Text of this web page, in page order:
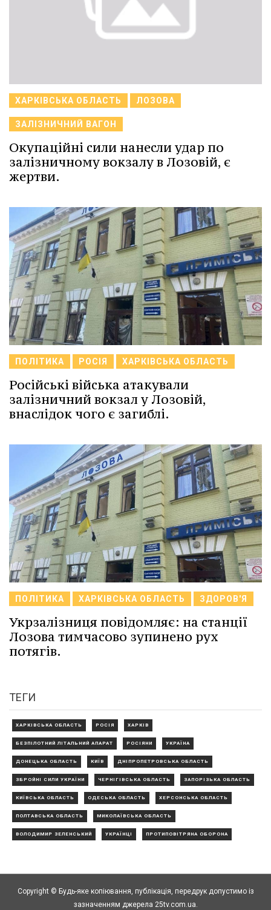
ХАРКІВСЬКА ОБЛАСТЬ ЛОЗОВА
ЗАЛІЗНИЧНИЙ ВАГОН
Окупаційні сили нанесли удар по
залізничному вокзалу в Лозовій, є
жертви.
ПОЛІТИКА РОСІЯ ХАРКІВСЬКА ОБЛАСТЬ
Російські війська атакували
залізничний вокзал у Лозовій,
внаслідок чого є загиблі.
ПОЛІТИКА ХАРКІВСЬКА ОБЛАСТЬ ЗДОРОВ'Я
Укрзалізниця повідомляє: на станції
Лозова тимчасово зупинено рух
потягів.
ТЕГИ
ХАРКІВСЬКА ОБЛАСТЬ РОСІЯ ХАРКІВ
БЕЗПІЛОТНИЙ ЛІТАЛЬНИЙ АПАРАТ РОСІЯНИ УКРАЇНА
ДОНЕЦЬКА ОБЛАСТЬ КИЇВ ДНІПРОПЕТРОВСЬКА ОБЛАСТЬ
ЗБРОЙНІ СИЛИ УКРАЇНИ ЧЕРНІГІВСЬКА ОБЛАСТЬ ЗАПОРІЗЬКА ОБЛАСТЬ
КИЇВСЬКА ОБЛАСТЬ ОДЕСЬКА ОБЛАСТЬ ХЕРСОНСЬКА ОБЛАСТЬ
ПОЛТАВСЬКА ОБЛАСТЬ МИКОЛАЇВСЬКА ОБЛАСТЬ
ВОЛОДИМИР ЗЕЛЕНСЬКИЙ УКРАЇНЦІ ПРОТИПОВІТРЯНА ОБОРОНА
Copyright © Будь-яке копiювання, публiкацiя, передрук допустимо із
зазначенням джерела 25tv.com.ua.